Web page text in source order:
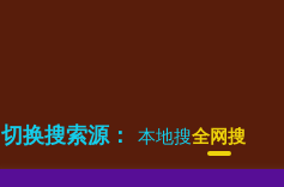
切换搜索源： 本地搜全网搜